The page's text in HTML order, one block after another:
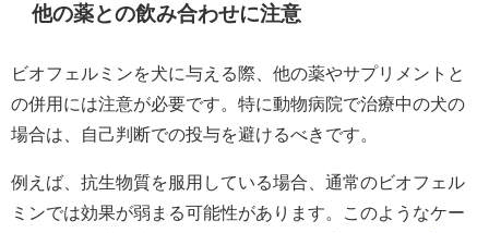
他の薬との飲み合わせに注意
ビオフェルミンを犬に与える際、他の薬やサプリメントと
の併用には注意が必要です。特に動物病院で治療中の犬の
場合は、自己判断での投与を避けるべきです。
例えば、抗生物質を服用している場合、通常のビオフェル
ミンでは効果が弱まる可能性があります。このようなケー